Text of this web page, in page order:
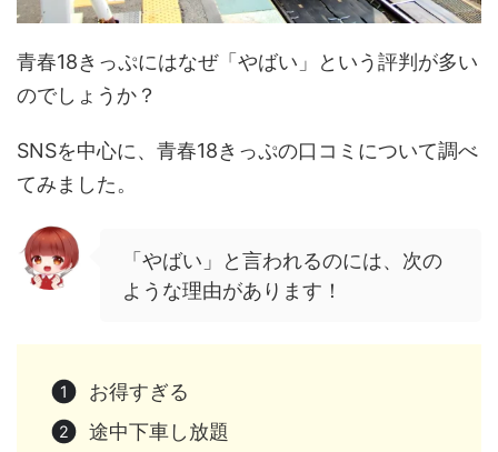
青春18きっぷにはなぜ「やばい」という評判が多い
のでしょうか？
SNSを中心に、青春18きっぷの口コミについて調べ
てみました。
「やばい」と言われるのには、次の
ような理由があります！
お得すぎる
途中下車し放題